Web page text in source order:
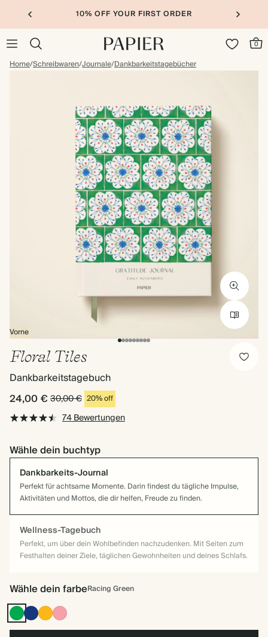
10% OFF YOUR FIRST ORDER
0
Home/Schreibwaren/Journale/Dankbarkeitstagebücher
Vorne
Floral Tiles
Dankbarkeitstagebuch
24,00 € 30,00 € 20% off
74 Bewertungen
Wähle dein buchtyp
Dankbarkeits-Journal
Perfekt für achtsame Momente. Darin findest du tägliche Impulse,
Aktivitäten und Mottos, die dir helfen, Freude zu finden.
Wellness-Tagebuch
Perfekt, um über dein Wohlbefinden nachzudenken. Mit Seiten zum
Festhalten deiner Ziele, täglichen Gewohnheiten und deines Schlafs.
Wähle dein farbeRacing Green
Racing
Green
Oxford-
Blau
Vintage
Senf
Flamingo